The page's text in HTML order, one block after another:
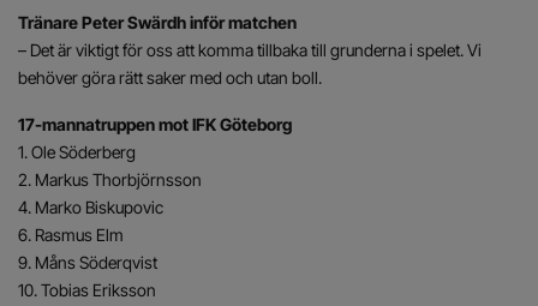
Tränare Peter Swärdh inför matchen
– Det är viktigt för oss att komma tillbaka till grunderna i spelet. Vi
behöver göra rätt saker med och utan boll.
17-mannatruppen mot IFK Göteborg
1. Ole Söderberg
2. Markus Thorbjörnsson
4. Marko Biskupovic
6. Rasmus Elm
9. Måns Söderqvist
10. Tobias Eriksson